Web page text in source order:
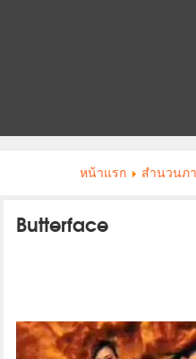
หน้าแรก สำนวนภ
Butterface